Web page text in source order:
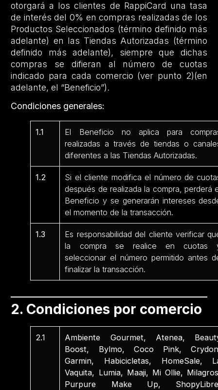
otorgará a los clientes de RappiCard una tasa
de interés del 0% en compras realizadas de los
Productos Seleccionados (término definido más
adelante) en las Tiendas Autorizadas (término
definido más adelante), siempre que dichas
compras se difieran al número de cuotas
indicado para cada comercio (ver punto 2)(en
adelante, el “Beneficio”).
Condiciones generales:
1.1
El Beneficio no aplica para
realizadas a través de tiendas o
diferentes a las Tiendas Autorizadas.
1.2
Si el cliente modifica el número de
después de realizada la compra, perderá
Beneficio y se generarán intereses
el momento de la transacción.
1.3
Es responsabilidad del cliente verificar
la compra se realice en cuotas
seleccionar el número permitido antes
finalizar la transacción.
2. Condiciones por comercio
2.1
Ambiente Gourmet, Atenea,
Boost, Bylmo, Coco Pink,
Garmin, Habicicletas, HomeSale,
Vaquita, Lumia, Maaji, Mi Ollie,
Purpure Make Up,